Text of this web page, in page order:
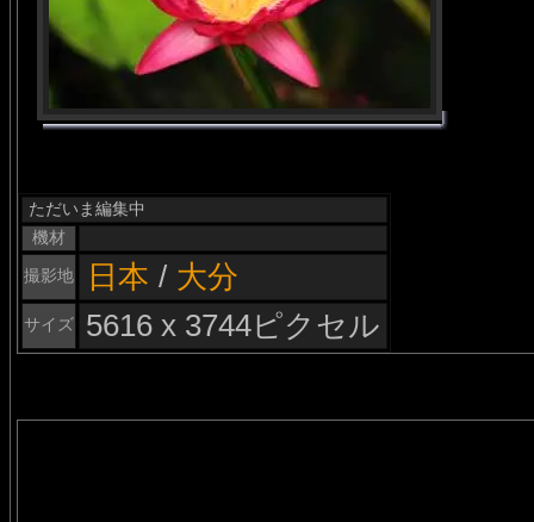
ただいま編集中
機材
撮影地
日本 / 大分
サイズ 5616 x 3744ピクセル